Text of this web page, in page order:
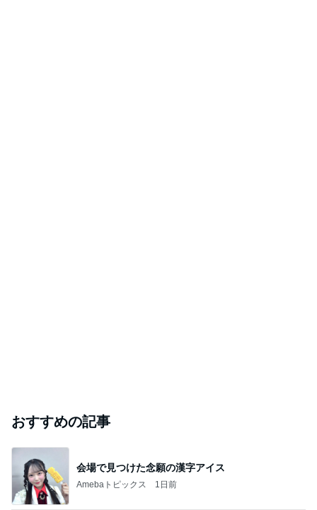
おすすめの記事
会場で見つけた念願の漢字アイス
Amebaトピックス 1日前